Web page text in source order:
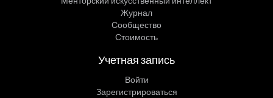
Журнал
Сообщество
Стоимость
Учетная запись
Войти
Зарегистрироваться